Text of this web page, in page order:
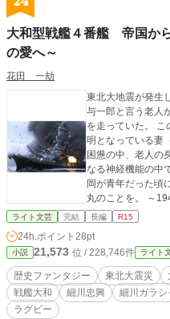
大和型戦艦４番艦 帝国か
の愛へ～
花田 一劫
東北大地震が発生
与一郎と言う老人
を走っていた。 こ
明となっている妻
困憊の中、老人の
なる神経機能の中
岡が青年だった頃
丸のことを。 ～
伊）は呉海軍工廠
青木、長瀬と言う
戦艦4番艦は廃棄
（竣工する）こと
は九鬼大佐）と決
鋭の武器を持ち、
ライト文芸 完結 長編 R15
24h.ポイント 28pt
小説 21,573 位 / 228,746件 ライト
歴史ファンタジー 東北大震災
戦艦大和
細川忠興 細川ガラシ
ラグビー